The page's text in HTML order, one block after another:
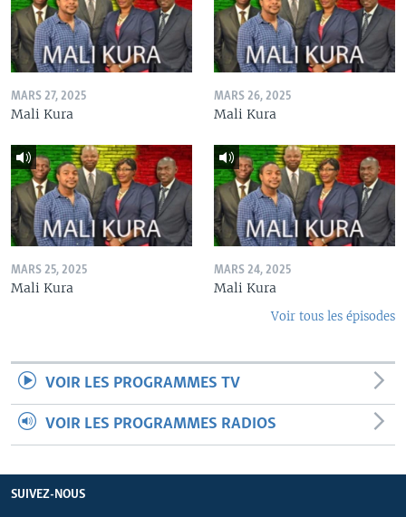
MARS 27, 2025
Mali Kura
MARS 26, 2025
Mali Kura
MARS 25, 2025
Mali Kura
MARS 24, 2025
Mali Kura
Voir tous les épisodes
VOIR LES PROGRAMMES TV
VOIR LES PROGRAMMES RADIOS
SUIVEZ-NOUS